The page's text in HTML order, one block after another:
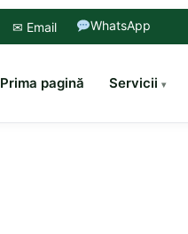
✉ Email WhatsApp
Prima pagină Servicii